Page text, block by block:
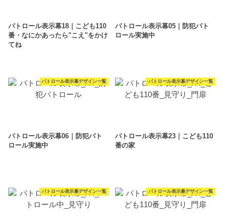
パトロール表示幕18｜こども110
番・なにかあったら"こえ"をかけ
てね
パトロール表示幕05｜防犯パト
ロール実施中
パトロール表示幕デザイン一覧
パトロール表示幕06｜防犯パト
ロール実施中
パトロール表示幕デザイン一覧
パトロール表示幕23｜こども110
番の家
パトロール表示幕デザイン一覧 パトロール表示幕デザイン一覧